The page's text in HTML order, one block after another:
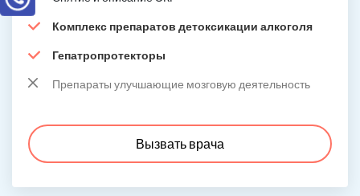
Комплекс препаратов детоксикации алкоголя
Гепатропротекторы
Препараты улучшающие мозговую деятельность
Вызвать врача